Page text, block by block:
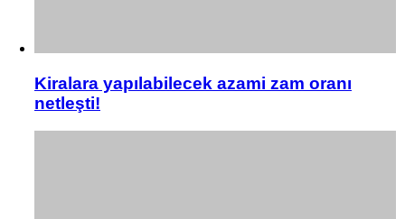
Kiralara yapılabilecek azami zam oranı
netleşti!